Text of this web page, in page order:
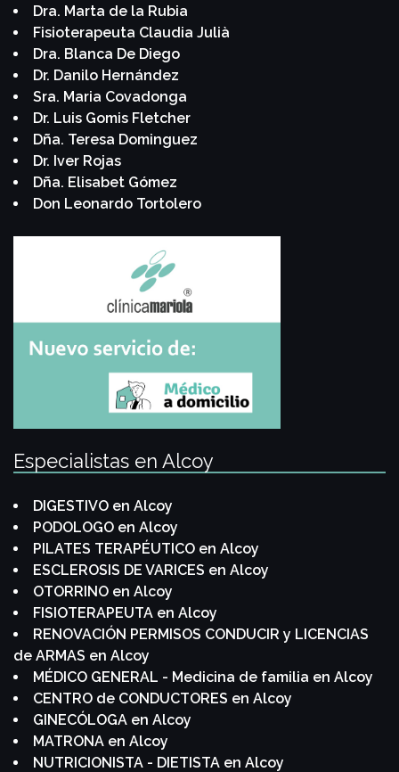
Dra. Marta de la Rubia
Fisioterapeuta Claudia Julià
Dra. Blanca De Diego
Dr. Danilo Hernández
Sra. Maria Covadonga
Dr. Luis Gomis Fletcher
Dña. Teresa Dominguez
Dr. Iver Rojas
Dña. Elisabet Gómez
Don Leonardo Tortolero
Especialistas en Alcoy
DIGESTIVO en Alcoy
PODOLOGO en Alcoy
PILATES TERAPÉUTICO en Alcoy
ESCLEROSIS DE VARICES en Alcoy
OTORRINO en Alcoy
FISIOTERAPEUTA en Alcoy
RENOVACIÓN PERMISOS CONDUCIR y LICENCIAS
de ARMAS en Alcoy
MÉDICO GENERAL - Medicina de familia en Alcoy
CENTRO de CONDUCTORES en Alcoy
GINECÓLOGA en Alcoy
MATRONA en Alcoy
NUTRICIONISTA - DIETISTA en Alcoy